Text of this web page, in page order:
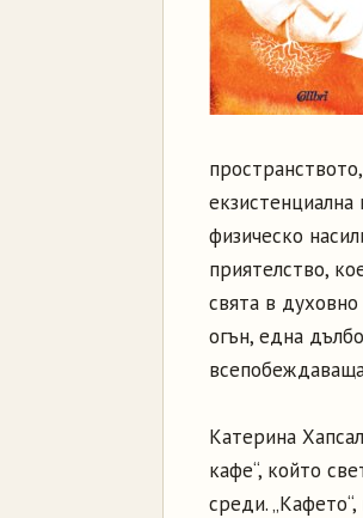
физическо
приятелство,
свята в
огън, една
Катерина
кафе“, който
среди.